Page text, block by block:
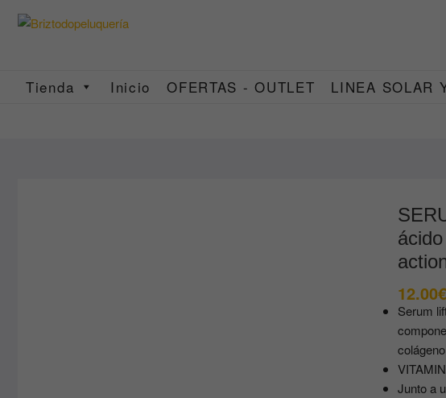
Tienda Inicio OFERTAS - OUTLET LINEA SOLAR
12.00€
Serum
Junto a